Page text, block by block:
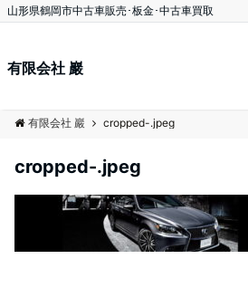
山形県鶴岡市中古車販売･板金･中古車買取
有限会社 巖
有限会社 巖 cropped-.jpeg
cropped-.jpeg